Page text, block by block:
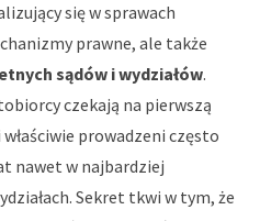
się w sprawach
prawne, ale także
sądów i wydziałów.
czekają na pierwszą
prowadzeni często
nawet w najbardziej
Sekret tkwi w tym, że